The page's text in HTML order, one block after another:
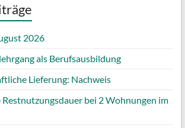
2026
als Berufsausbildung
Lieferung: Nachweis
bei 2 Wohnungen im